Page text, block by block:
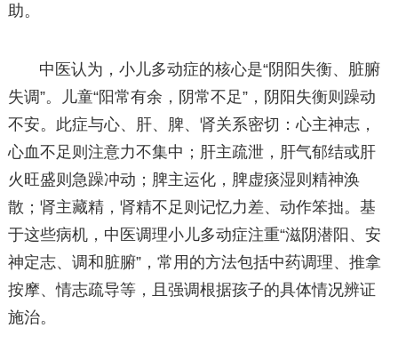
助。
中医认为，小儿多动症的核心是“阴阳失衡、脏腑
失调”。儿童“阳常有余，阴常不足”，阴阳失衡则躁动
不安。此症与心、肝、脾、肾关系密切：心主神志，
心血不足则注意力不集中；肝主疏泄，肝气郁结或肝
火旺盛则急躁冲动；脾主运化，脾虚痰湿则精神涣
散；肾主藏精，肾精不足则记忆力差、动作笨拙。基
于这些病机，中医调理小儿多动症注重“滋阴潜阳、安
神定志、调和脏腑”，常用的方法包括中药调理、推拿
按摩、情志疏导等，且强调根据孩子的具体情况辨证
施治。